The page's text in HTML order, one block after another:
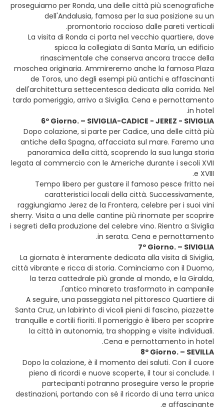
proseguiamo per Ronda, una delle città più scenografiche
dell'Andalusia, famosa per la sua posizione su un
promontorio roccioso dalle pareti verticali.
La visita di Ronda ci porta nel vecchio quartiere, dove
spicca la collegiata di Santa María, un edificio
rinascimentale che conserva ancora tracce della
moschea originaria. Ammireremo anche la famosa Plaza
de Toros, uno degli esempi più antichi e affascinanti
dell'architettura settecentesca dedicata alla corrida. Nel
tardo pomeriggio, arrivo a Siviglia. Cena e pernottamento
in hotel.
6º Giorno. – SIVIGLIA-CADICE - JEREZ - SIVIGLIA
Dopo colazione, si parte per Cadice, una delle città più
antiche della Spagna, affacciata sul mare. Faremo una
panoramica della città, scoprendo la sua lunga storia
legata al commercio con le Americhe durante i secoli XVII
e XVIII.
Tempo libero per gustare il famoso pesce fritto nei
caratteristici locali della città. Successivamente,
raggiungiamo Jerez de la Frontera, celebre per i suoi vini
sherry. Visita a una delle cantine più rinomate per scoprire
i segreti della produzione del celebre vino. Rientro a Siviglia
in serata. Cena e pernottamento.
7º Giorno. – SIVIGLIA
La giornata è interamente dedicata alla visita di Siviglia,
città vibrante e ricca di storia. Cominciamo con il Duomo,
la terza cattedrale più grande al mondo, e la Giralda,
l'antico minareto trasformato in campanile.
A seguire, una passeggiata nel pittoresco Quartiere di
Santa Cruz, un labirinto di vicoli pieni di fascino, piazzette
tranquille e cortili fioriti. Il pomeriggio è libero per scoprire
la città in autonomia, tra shopping e visite individuali.
Cena e pernottamento in hotel.
8º Giorno. – SEVILLA
Dopo la colazione, è il momento dei saluti. Con il cuore
pieno di ricordi e nuove scoperte, il tour si conclude. I
partecipanti potranno proseguire verso le proprie
destinazioni, portando con sé il ricordo di una terra unica
e affascinante.